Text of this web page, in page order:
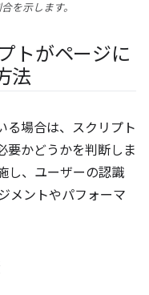
を示します。
トがページに
法
る場合は、スクリプト
要かどうかを判断しま
し、ユーザーの認識
メントやパフォーマ